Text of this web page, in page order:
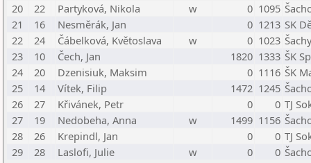
20
22 Partyková, Nikola w 0 1095
21
16 Nesměrák, Jan 0 1213 SK
22
24 Čábelková, Květoslava w 0 1023
23
10 Čech, Jan 1820 1333 ŠK
24
20 Dzenisiuk, Maksim 0 1116 ŠK
25
14 Vítek, Filip 1472 1245
26
27 Křivánek, Petr 0 0 TJ
27
19 Nedobeha, Anna w 1499 1156
28
26 Krepindl, Jan 0 0 TJ
29
28 Laslofi, Julie w 0 0